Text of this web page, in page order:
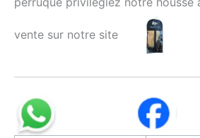
vente sur notre site